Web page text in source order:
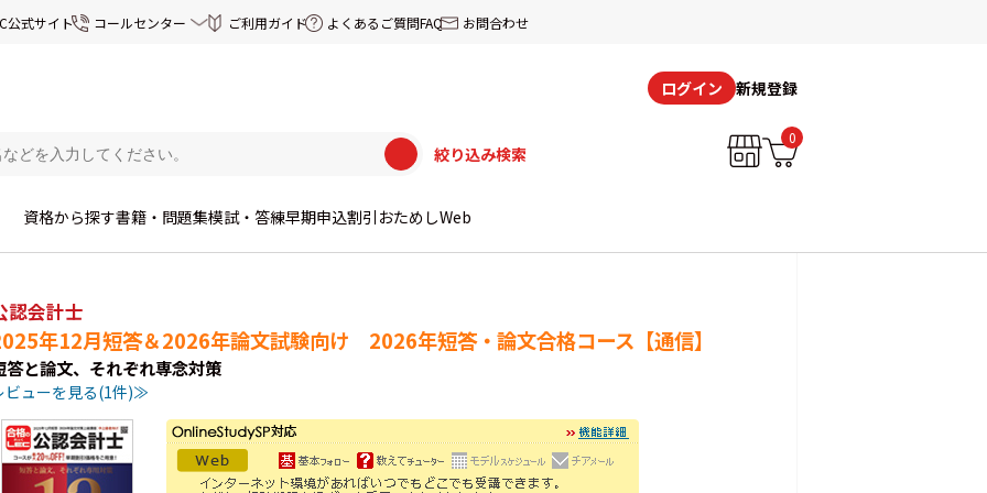
公式サイト コールセンター ご利用ガイド よくあるご質問FAQ お問合わせ
ログイン 新規登録
絞り込み検索
0
資格から探す書籍・問題集模試・答練早期申込割引 おためしWeb
認会計士
年12月短答＆2026年論文試験向け 2026年短答・論文合格コース【通信】
答と論文、それぞれ専念対策
ビューを見る(1件)≫